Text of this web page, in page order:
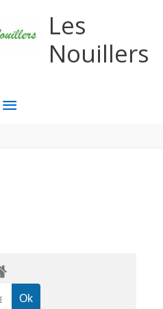
Les
Nouillers
MENU